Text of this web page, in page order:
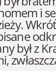
i
był z